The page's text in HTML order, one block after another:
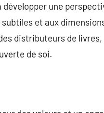
une
et aux
distributeurs de
de soi.